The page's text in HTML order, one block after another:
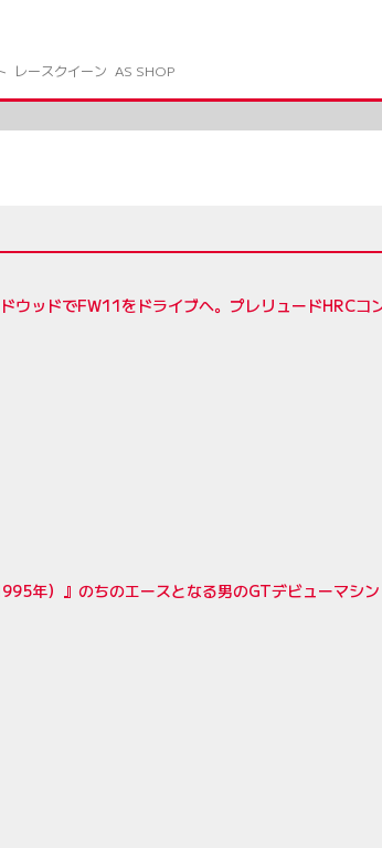
レースクイーン AS SHOP
ウッドでFW11をドライブへ。プレリュードHRCコ
年）』のちのエースとなる男のGTデビューマシン